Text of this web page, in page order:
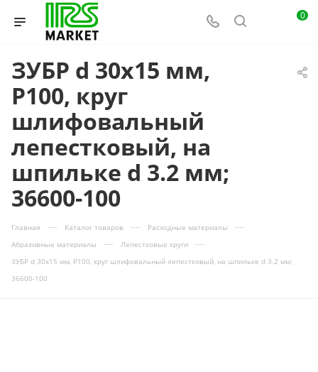
0
ЗУБР d 30x15 мм,
P100, круг
шлифовальный
лепестковый, на
шпильке d 3.2 мм;
36600-100
Главная — Каталог товаров — Расходные материалы —
Абразивные материалы — Лепестковые круги —
ЗУБР d 30x15 мм, P100, круг шлифовальный лепестковый, на шпильке d 3.2 мм;
36600-100